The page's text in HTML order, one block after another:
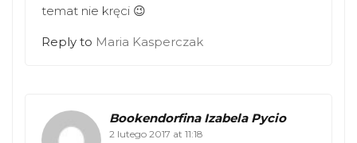
temat nie kręci 😉
Reply to Maria Kasperczak
Bookendorfina Izabela Pycio
2 lutego 2017 at 11:18